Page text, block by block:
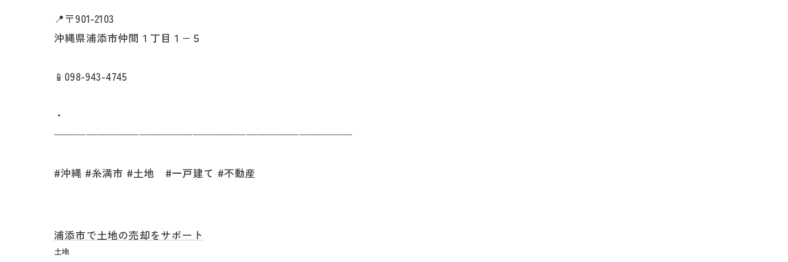
📍〒901-2103
沖縄県浦添市仲間１丁目１−５
📱098-943-4745
・
————————————————————————————
#沖縄 #糸満市 #土地 #一戸建て #不動産
浦添市で土地の売却をサポート
土地